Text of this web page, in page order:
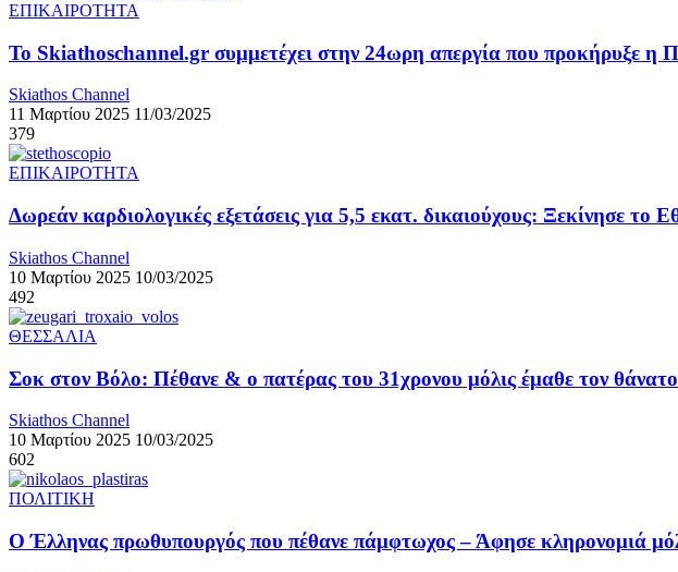
ΕΠΙΚΑΙΡΟΤΗΤΑ
Το Skiathoschannel.gr συμμετέχει στην 24ωρη απεργία που προκήρυξε
Skiathos Channel
11 Μαρτίου 2025 11/03/2025
379
ΕΠΙΚΑΙΡΟΤΗΤΑ
Δωρεάν καρδιολογικές εξετάσεις για 5,5 εκατ. δικαιούχους: Ξεκίνησε
Skiathos Channel
10 Μαρτίου 2025 10/03/2025
492
ΘΕΣΣΑΛΙΑ
Σοκ στον Βόλο: Πέθανε & ο πατέρας του 31χρονου μόλις έμαθε τον
Skiathos Channel
10 Μαρτίου 2025 10/03/2025
602
ΠΟΛΙΤΙΚΗ
Ο Έλληνας πρωθυπουργός που πέθανε πάμφτωχος – Άφησε κληρονομιά